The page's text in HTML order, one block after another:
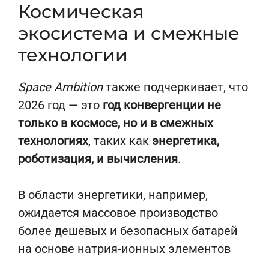
Космическая
экосистема и смежные
технологии
Space Ambitionтакже подчеркивает, что
2026 год — это год конвергенции не
только в космосе, но и в смежных
технологиях, таких как энергетика,
роботизация, и вычисления.
В области энергетики, например,
ожидается массовое производство
более дешевых и безопасных батарей
на основе натрия-ионных элементов